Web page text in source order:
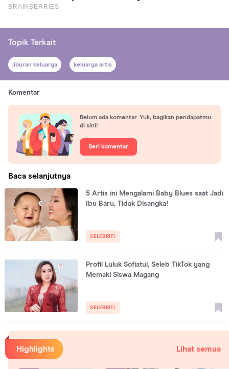
Topik Terkait
liburan keluarga keluarga artis
Komentar
Belum ada komentar. Yuk, bagikan pendapatmu
di sini!
Beri komentar
Baca selanjutnya
5 Artis ini Mengalami Baby Blues saat Jadi
Ibu Baru, Tidak Disangka!
SELEBRITI
Profil Luluk Sofiatul, Seleb TikTok yang
Memaki Siswa Magang
SELEBRITI
Highlights Lihat semua